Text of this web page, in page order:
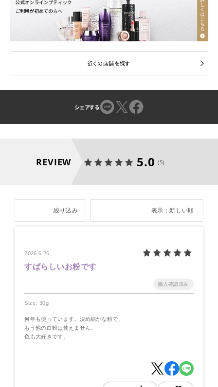
近くの店舗を探す
シェアする
REVIEW 5.0 (5)
絞り込み 表示：新しい順
2026.6.26
すばらしいお粉です
Size: 30g
何年も使っています。決め細かな粉で、
もう他の白粉は使えません。
色も大好きです。